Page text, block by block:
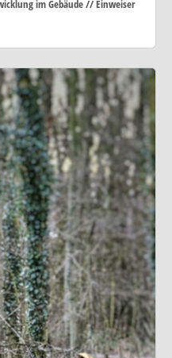
im Gebäude // Einweiser